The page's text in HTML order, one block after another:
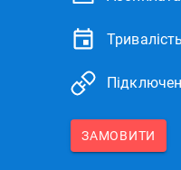
Тривалість
ЗАМОВИТИ